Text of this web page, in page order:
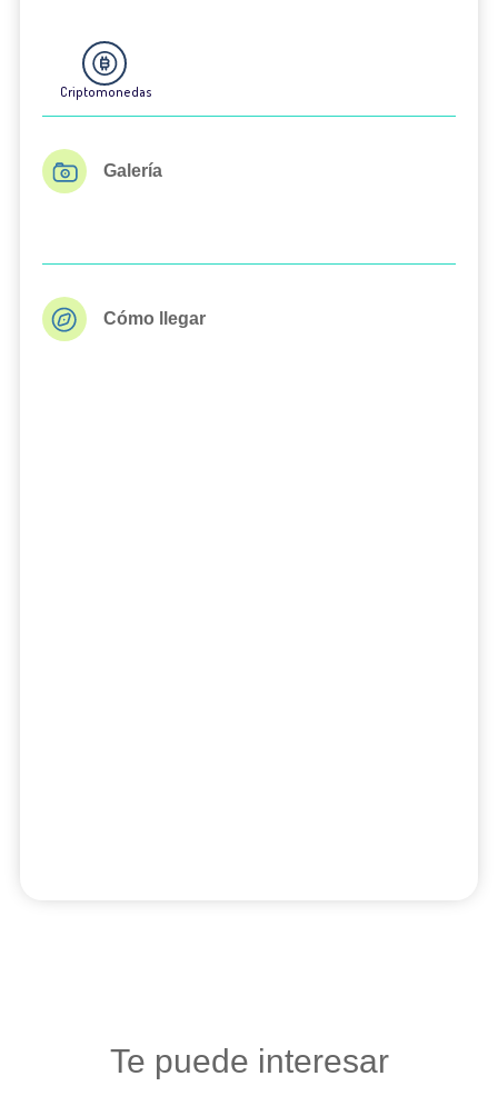
Criptomonedas
Galería
Cómo llegar
Te puede interesar